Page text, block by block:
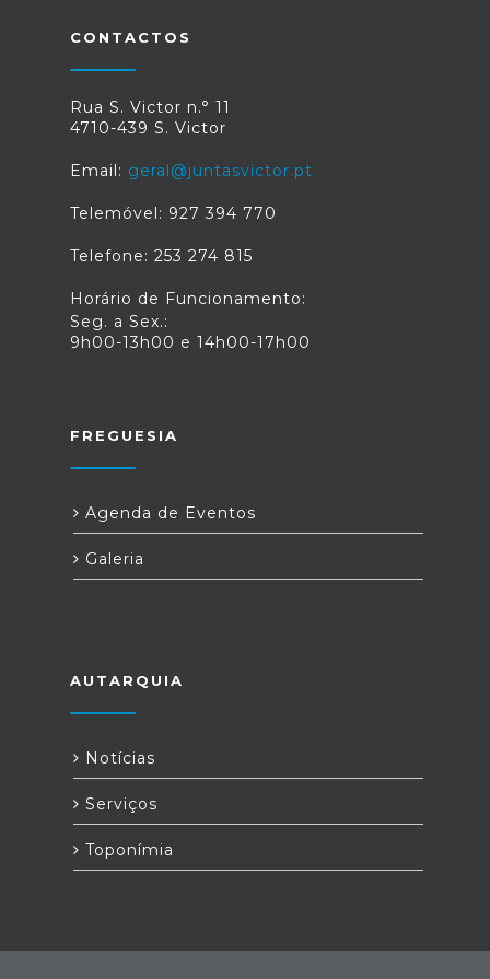
CONTACTOS
Rua S. Victor n.° 11
4710-439 S. Victor
Email: geral@juntasvictor.pt
Telemóvel: 927 394 770
Telefone: 253 274 815
Horário de Funcionamento:
Seg. a Sex.:
9h00-13h00 e 14h00-17h00
FREGUESIA
Agenda de Eventos
Galeria
AUTARQUIA
Notícias
Serviços
Toponímia